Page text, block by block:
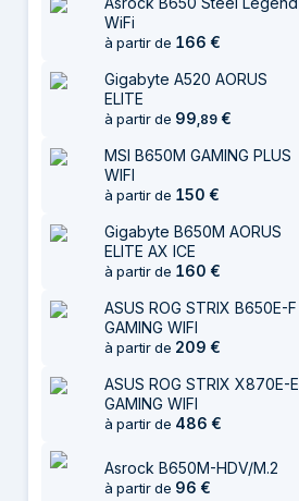
21 juillet 2026
27 juillet 2026
6 août 2026
WiFi
à partir de 166 €
Gigabyte A520 AORUS
ELITE
à partir de 99,89 €
MSI B650M GAMING PLUS
WIFI
à partir de 150 €
Gigabyte B650M AORUS
ELITE AX ICE
à partir de 160 €
ASUS ROG STRIX B650E-F
GAMING WIFI
à partir de 209 €
ASUS ROG STRIX X870E-E
GAMING WIFI
à partir de 486 €
Asrock B650M-HDV/M.2
à partir de 96 €